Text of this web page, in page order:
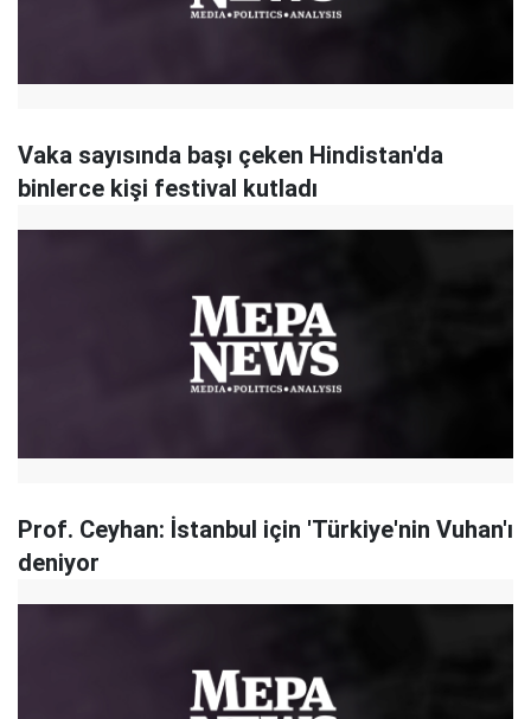
Vaka sayısında başı çeken Hindistan'da
binlerce kişi festival kutladı
Prof. Ceyhan: İstanbul için 'Türkiye'nin Vuhan'ı
deniyor